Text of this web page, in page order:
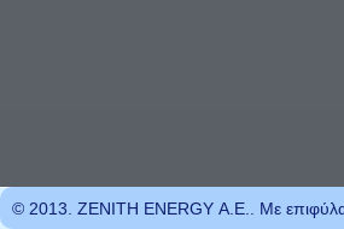
© 2013. ZENITH ENERGY Α.Ε.. Με